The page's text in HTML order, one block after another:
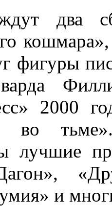
два
фигуры
2000
во
лучшие
и